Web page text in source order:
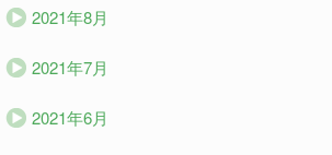
2021年8月
2021年7月
2021年6月